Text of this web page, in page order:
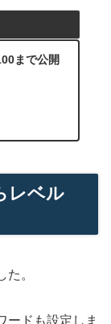
まで公開
レベル
。
ードも設定しま